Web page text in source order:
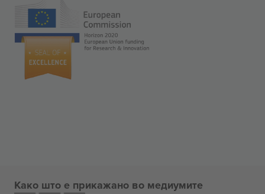
Како што е прикажано во медиумите